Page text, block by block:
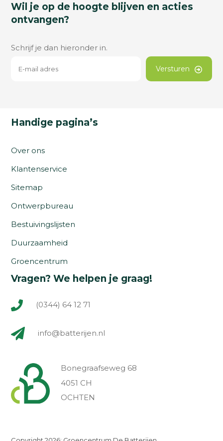
Wil je op de hoogte blijven en acties
ontvangen?
Schrijf je dan hieronder in.
Versturen
Handige pagina’s
Over ons
Klantenservice
Sitemap
Ontwerpbureau
Bestuivingslijsten
Duurzaamheid
Groencentrum
Vragen? We helpen je graag!
(0344) 64 12 71
info@batterijen.nl
Bonegraafseweg 68
4051 CH
OCHTEN